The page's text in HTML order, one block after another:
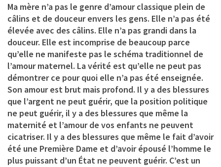
Ma mère n’a pas le genre d’amour classique plein de
câlins et de douceur envers les gens. Elle n’a pas été
élevée avec des câlins. Elle n’a pas grandi dans la
douceur. Elle est incomprise de beaucoup parce
qu’elle ne manifeste pas le schéma traditionnel de
l’amour maternel. La vérité est qu’elle ne peut pas
démontrer ce pour quoi elle n’a pas été enseignée.
Son amour est brut mais profond. Il y a des blessures
que l’argent ne peut guérir, que la position politique
ne peut guérir, il y a des blessures que même la
maternité et l’amour de vos enfants ne peuvent
cicatriser. Il y a des blessures que même le fait d’avoir
été une Première Dame et d’avoir épousé l’homme le
plus puissant d’un État ne peuvent guérir. C’est un